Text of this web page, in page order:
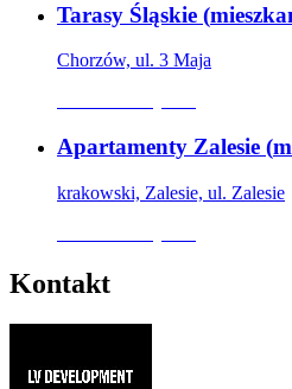
Tarasy Śląskie (
Chorzów, ul. 3 Maja
Apartamenty Zalesie (
krakowski, Zalesie, ul. Zalesie
Kontakt